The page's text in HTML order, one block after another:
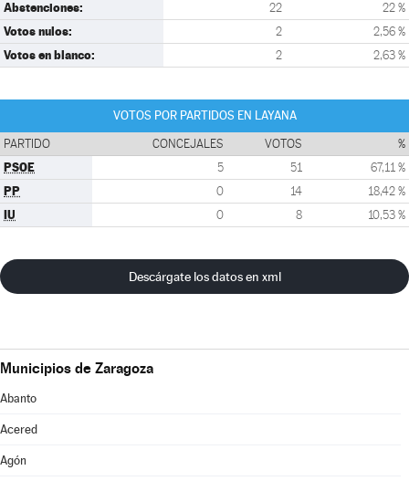
Abstenciones: 22 22 %
Votos nulos: 2 2,56 %
Votos en blanco: 2 2,63 %
VOTOS POR PARTIDOS EN LAYANA
PARTIDO CONCEJALES VOTOS %
PSOE 5 51 67,11 %
PP 0 14 18,42 %
IU 0 8 10,53 %
Descárgate los datos en xml
Municipios de Zaragoza
Abanto
Acered
Agón